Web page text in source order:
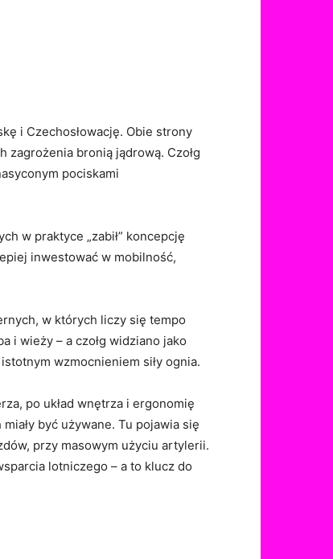
i Czechosłowację. Obie strony
zagrożenia bronią jądrową. Czołg
pociskami
w praktyce „zabił” koncepcję
inwestować w mobilność,
w których liczy się tempo
i wieży – a czołg widziano jako
wzmocnieniem siły ognia.
po układ wnętrza i ergonomię
być używane. Tu pojawia się
przy masowym użyciu artylerii.
lotniczego – a to klucz do